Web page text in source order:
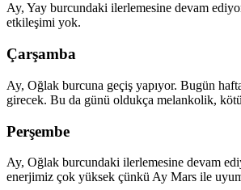
Ay, Yay burcundaki ilerlemesine devam
etkileşimi yok.
Çarşamba
Ay, Oğlak burcuna geçiş yapıyor. Bugün
girecek. Bu da günü oldukça melankolik,
Perşembe
Ay, Oğlak burcundaki ilerlemesine devam
enerjimiz çok yüksek çünkü Ay Mars ile